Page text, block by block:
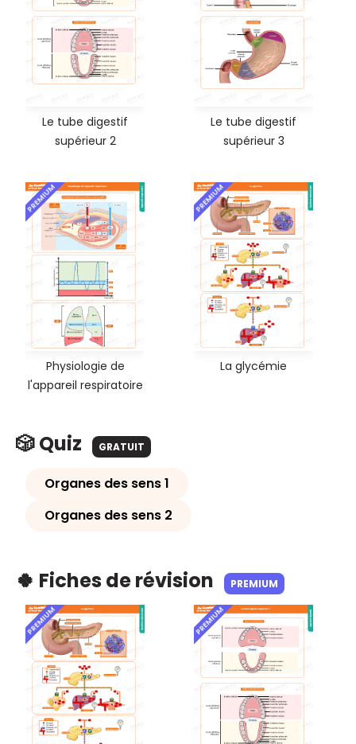
Le tube digestif
supérieur 2
Le tube digestif
supérieur 3
PREMIUM
Physiologie de
l'appareil respiratoire
PREMIUM
La glycémie
🎲 Quiz GRATUIT
Organes des sens 1
Organes des sens 2
🍀 Fiches de révision PREMIUM
PREMIUM PREMIUM